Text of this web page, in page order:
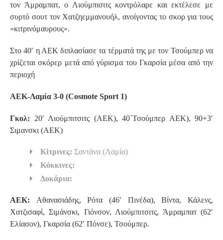
τον Άμραμπατ, ο Λιούμπισιτς κοντρόλαρε και εκτέλεσε με
συρτό σουτ τον Χατζηεμμανουήλ, ανοίγοντας το σκορ για τους
«κιτρινόμαυρους».
Στο 40′ η ΑΕΚ διπλασίασε τα τέρματά της με τον Τσούμπερ να
χρίζεται σκόρερ μετά από γύρισμα του Γκαρσία μέσα από την
περιοχή
ΑΕΚ-Λαμία 3-0 (Cosmote Sport 1)
Γκολ: 20′ Λιούμπιτσιτς (ΑΕΚ), 40΄Τσούμπερ ΑΕΚ), 90+3′
Σιμανσκι (ΑΕΚ)
Κίτρινες: Σαντάνα (Λαμία)
Κόκκινες:
Δοκάρια:
ΑΕΚ: Αθανασιάδης, Ρότα (46′ Πινέδα), Βίντα, Κάλενς,
Χατζισαφί, Σιμάνσκι, Γιόνσον, Λιούμπιτσιτς, Άμραμπατ (62′
Ελίασον), Γκαρσία (62′ Πόνσε), Τσούμπερ.